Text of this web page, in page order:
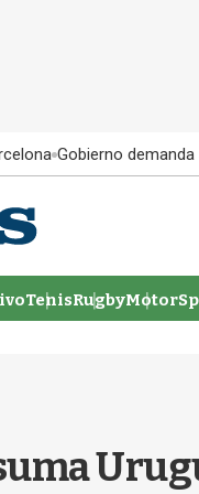
Gobierno demanda
TenisRugby